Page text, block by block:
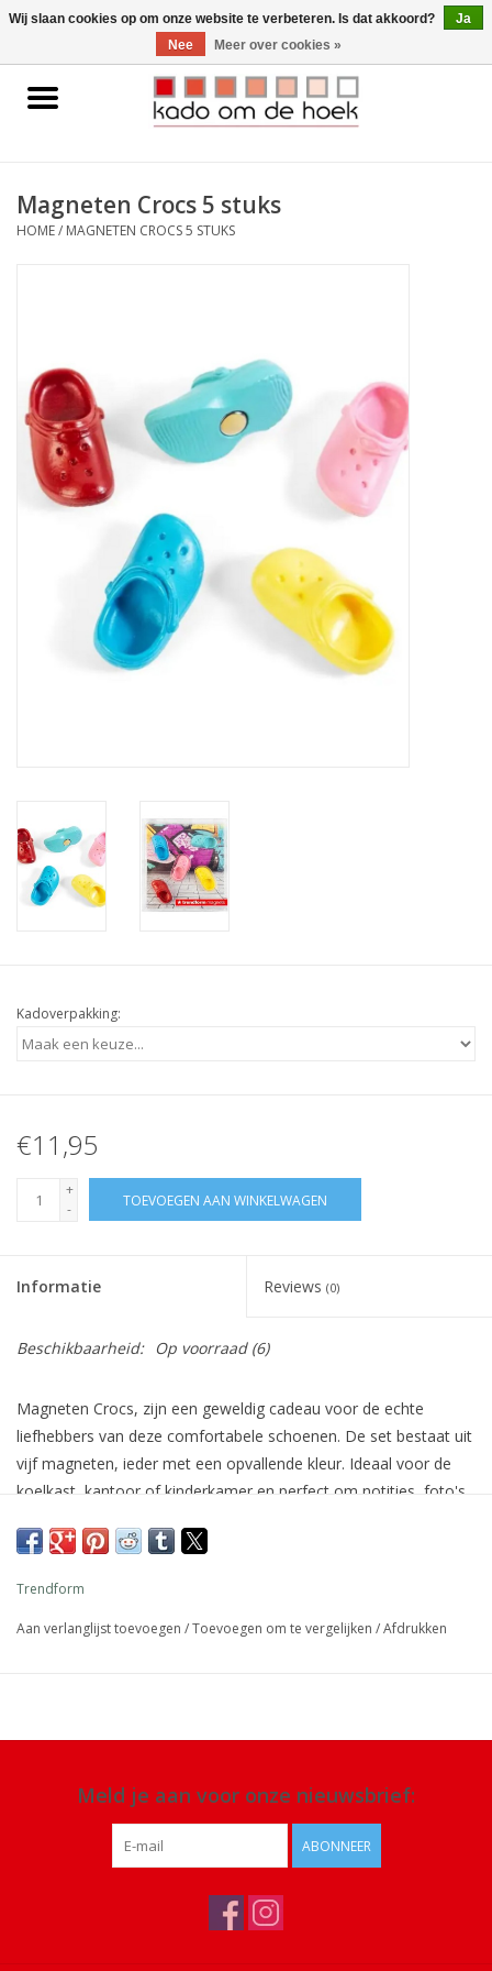
0 Artikelen - €0,00
Home
Gadgets
Kids
Pylones
Magneten Crocs 5 stuks
HOME/ MAGNETEN CROCS 5 STUKS
Kadoverpakking:
€11,95
+
-
TOEVOEGEN AAN WINKELWAGEN
Informatie Reviews (0)
Beschikbaarheid: Op voorraad(6)
Magneten Crocs, zijn een geweldig cadeau voor de echte
liefhebbers van deze comfortabele schoenen. De set bestaat uit
vijf magneten, ieder met een opvallende kleur. Ideaal voor de
koelkast, kantoor of kinderkamer en perfect om notities, foto's
Afmeting: 3 x 1,5 x 1,5 cm verpakking 10 x 9 x 2 cm
Details: sterk magneet, 5 stuks
Trendform
Aan verlanglijst toevoegen /Toevoegen om te vergelijken /Afdrukken
Meld je aan voor onze nieuwsbrief:
ABONNEER
Wij slaan cookies op om onze website te verbeteren. Is dat akkoord?
Ja
Nee
Meer over cookies »